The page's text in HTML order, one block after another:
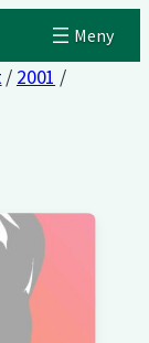
/ 2001 /